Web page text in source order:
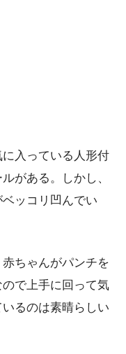
入っている人形付
がある。しかし、
ッコリ凹んでい
ちゃんがパンチを
で上手に回って気
るのは素晴らしい